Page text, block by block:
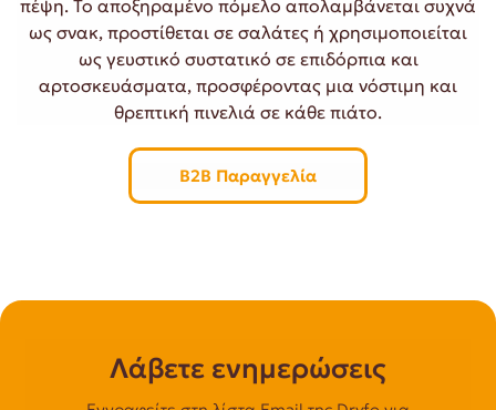
πέψη. Το αποξηραμένο πόμελο απολαμβάνεται συχνά
ως σνακ, προστίθεται σε σαλάτες ή χρησιμοποιείται
ως γευστικό συστατικό σε επιδόρπια και
αρτοσκευάσματα, προσφέροντας μια νόστιμη και
θρεπτική πινελιά σε κάθε πιάτο.
B2B Παραγγελία
Λάβετε ενημερώσεις